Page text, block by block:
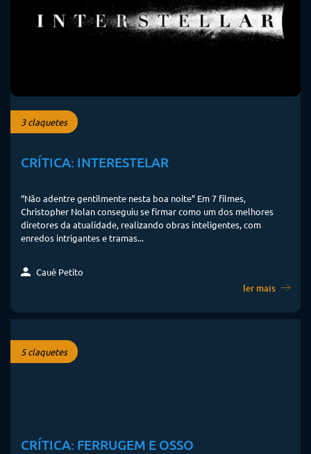
3 claquetes
CRÍTICA: INTERESTELAR
“Não adentre gentilmente nesta boa noite” Em 7 filmes,
Christopher Nolan conseguiu se firmar como um dos melhores
diretores da atualidade, realizando obras inteligentes, com
enredos intrigantes e tramas...
Cauê Petito
ler mais
5 claquetes
CRÍTICA: FERRUGEM E OSSO